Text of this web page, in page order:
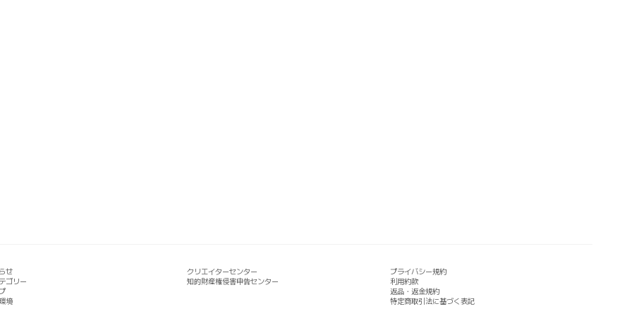
せ
ゴリー
境
クリエイターセンター
知的財産権侵害申告センター
プライバシー規約
利用約款
返品・返金規約
特定商取引法に基づく表記